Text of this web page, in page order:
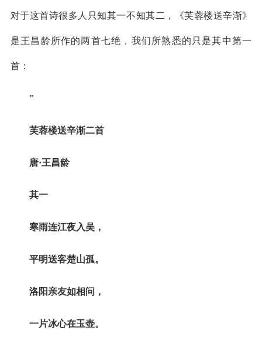
对于这首诗很多人只知其一不知其二，《芙蓉楼送辛渐》
是王昌龄所作的两首七绝，我们所熟悉的只是其中第一
首：
"
芙蓉楼送辛渐二首
唐·王昌龄
其一
寒雨连江夜入吴，
平明送客楚山孤。
洛阳亲友如相问，
一片冰心在玉壶。